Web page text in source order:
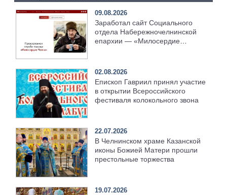
09.08.2026
Заработал сайт Социального
отдела Набережночелнинской
епархии — «Милосердие
02.08.2026
Епископ Гавриил принял участие
в открытии Всероссийского
фестиваля колокольного звона
22.07.2026
В Челнинском храме Казанской
иконы Божией Матери прошли
престольные торжества
19.07.2026